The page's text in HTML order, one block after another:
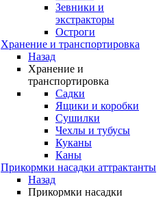
Зевники и
экстракторы
Остроги
Хранение и транспортировка
Назад
Хранение и
транспортировка
Садки
Ящики и коробки
Сушилки
Чехлы и тубусы
Куканы
Каны
Прикормки насадки аттрактанты
Назад
Прикормки насадки